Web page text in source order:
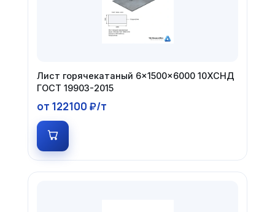
Лист горячекатаный 6×1500×6000 10ХСНД
ГОСТ 19903-2015
от 122100 ₽/т